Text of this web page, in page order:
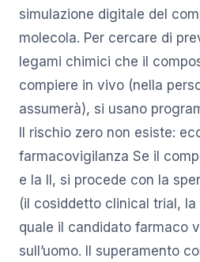
simulazione digitale del
molecola. Per cercare di
legami chimici che il
compiere in vivo (nella
assumerà), si usano
Il rischio zero non esiste:
farmacovigilanza Se il
e la II, si procede con la
(il cosiddetto clinical trial, la
quale il candidato farmaco
sull’uomo. Il superamento